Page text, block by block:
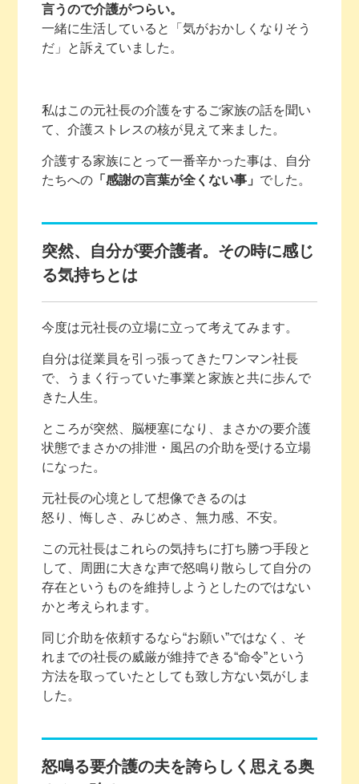
言うので介護がつらい。
一緒に生活していると「気がおかしくなりそう
だ」と訴えていました。
私はこの元社長の介護をするご家族の話を聞い
て、介護ストレスの核が見えて来ました。
介護する家族にとって一番辛かった事は、自分
たちへの 「感謝の言葉が全くない事」 でした。
突然、自分が要介護者。その時に感じ
る気持ちとは
今度は元社長の立場に立って考えてみます。
自分は従業員を引っ張ってきたワンマン社長
で、うまく行っていた事業と家族と共に歩んで
きた人生。
ところが突然、脳梗塞になり、まさかの要介護
状態でまさかの排泄・風呂の介助を受ける立場
になった。
元社長の心境として想像できるのは
怒り、悔しさ、みじめさ、無力感、不安。
この元社長はこれらの気持ちに打ち勝つ手段と
して、周囲に大きな声で怒鳴り散らして自分の
存在というものを維持しようとしたのではない
かと考えられます。
同じ介助を依頼するなら“お願い”ではなく、そ
れまでの社長の威厳が維持できる“命令”という
方法を取っていたとしても致し方ない気がしま
した。
怒鳴る要介護の夫を誇らしく思える奥